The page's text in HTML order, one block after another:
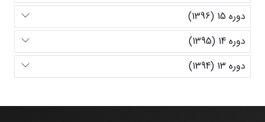
دوره 15 (1396)
دوره 14 (1395)
دوره 13 (1394)